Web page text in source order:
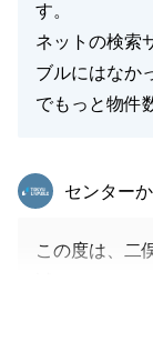
す。
ネットの検索
ブルにはなか
でもっと物件
東急リバブ
センター
この度は、二
できずに申し